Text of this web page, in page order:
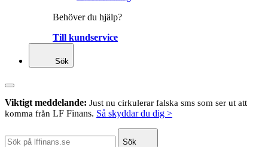
Behöver du hjälp?
Till kundservice
Sök
Viktigt meddelande: Just nu cirkulerar falska sms som ser ut att
komma från LF Finans. Så skyddar du dig >
Sök